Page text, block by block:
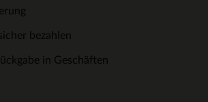
bezahlen
in Geschäften